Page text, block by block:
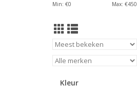
Min: €0 Max: €450
Kleur